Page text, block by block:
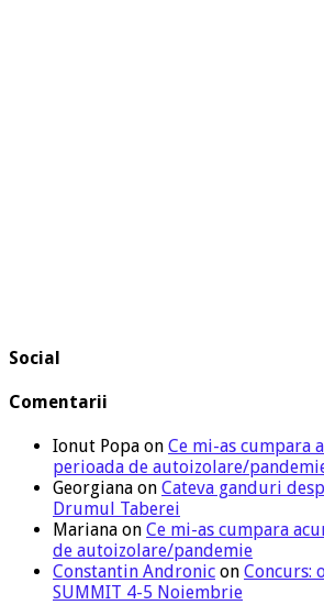
Social
Comentarii
Ionut Popa on Ce mi-as cumpara
perioada de autoizolare/
Georgiana on Cateva ganduri
Drumul Taberei
Mariana on Ce mi-as cumpara
de autoizolare/pandemie
Constantin Andronic on Concurs:
SUMMIT 4-5 Noiembrie